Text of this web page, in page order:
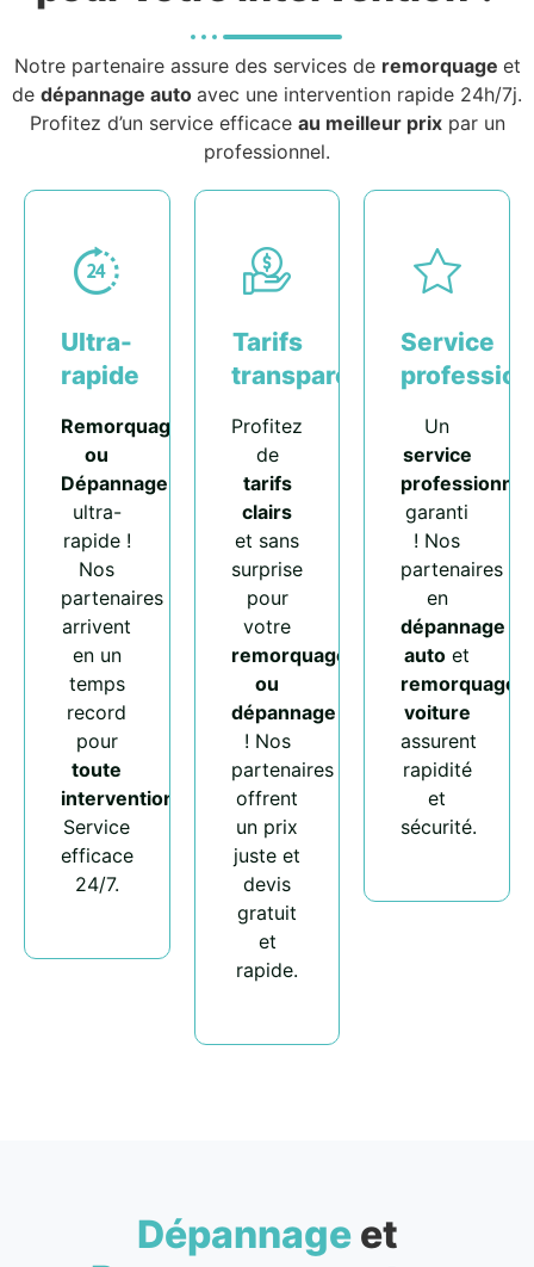
Notre partenaire assure des services de remorquage et
de dépannage auto avec une intervention rapide 24h/7j.
Profitez d’un service efficace au meilleur prixpar un
professionnel.
Ultra-
rapide
Remorquage
ou
Dépannage
ultra-
rapide !
Nos
partenaires
arrivent
en un
temps
record
pour
toute
intervention
Service
efficace
24/7.
Tarifs
transparents
Profitez
de
tarifs
clairs
et sans
surprise
pour
votre
remorquage
ou
dépannage
! Nos
partenaires
offrent
un prix
juste et
devis
gratuit
et
rapide.
Service
Un
service
professionnel
garanti
! Nos
partenaires
en
dépannage
auto et
remorquage
voiture
assurent
rapidité
et
sécurité.
Dépannageet